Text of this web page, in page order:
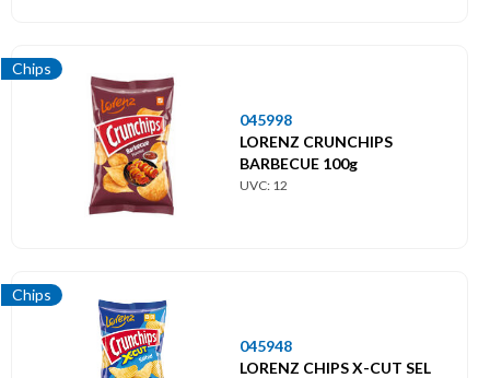
Chips
045998
LORENZ CRUNCHIPS
BARBECUE 100g
UVC: 12
Chips
045948
LORENZ CHIPS X-CUT SEL